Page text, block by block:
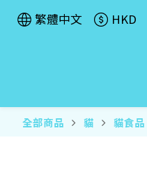
繁體中文 HKD
全部商品 貓 貓食品